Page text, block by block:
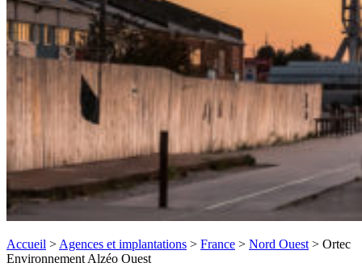
Accueil > Agences et implantations > France > Nord Ouest > Ortec
Environnement Alzéo Ouest